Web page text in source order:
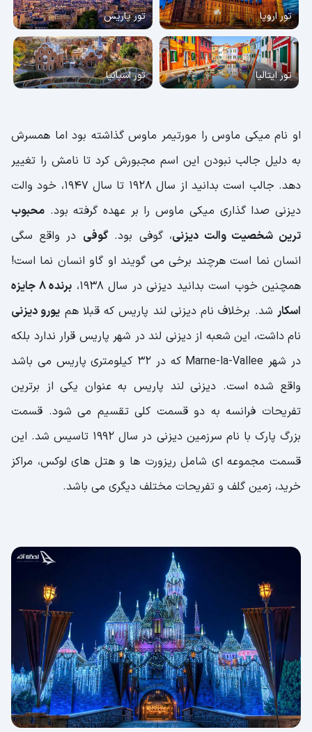
تور اروپا تور پاریس
تور ایتالیا تور اسپانیا
او نام میکی ماوس را مورتیمر ماوس گذاشته بود اما همسرش
به دلیل جالب نبودن این اسم مجبورش کرد تا نامش را تغییر
دهد. جالب است بدانید از سال 1928 تا سال 1947، خود والت
دیزنی صدا گذاری میکی ماوس را بر عهده گرفته بود. محبوب
ترین شخصیت والت دیزنی، گوفی بود.گوفی در واقع سگی
انسان نما است هرچند برخی می گویند او گاو انسان نما است!
همچنین خوب است بدانید دیزنی در سال 1938،
برنده 8 جایزه
اسکار شد. برخلاف نام دیزنی لند پاریس که قبلا هم یورو دیزنی
نام داشت، این شعبه از دیزنی لند در شهر پاریس قرار ندارد بلکه
در شهر Marne-la-Vallee که در 32 کیلومتری پاریس می باشد
واقع شده است. دیزنی لند پاریس به عنوان یکی از برترین
تفریحات فرانسه به دو قسمت کلی تقسیم می شود. قسمت
بزرگ پارک با نام سرزمین دیزنی در سال 1992 تاسیس شد. این
قسمت مجموعه ای شامل ریزورت ها و هتل های لوکس، مراکز
خرید، زمین گلف و تفریحات مختلف دیگری می باشد.